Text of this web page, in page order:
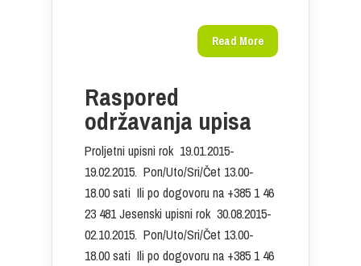
Read More
Raspored
održavanja upisa
Proljetni upisni rok 19.01.2015-
19.02.2015. Pon/Uto/Sri/Čet 13.00-
18.00 sati Ili po dogovoru na +385 1 46
23 481 Jesenski upisni rok 30.08.2015-
02.10.2015. Pon/Uto/Sri/Čet 13.00-
18.00 sati Ili po dogovoru na +385 1 46